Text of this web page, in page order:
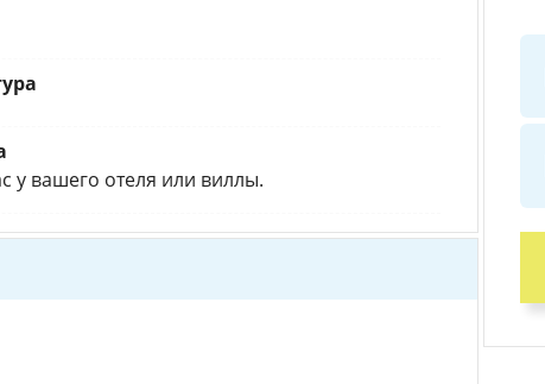
у вашего отеля или виллы.